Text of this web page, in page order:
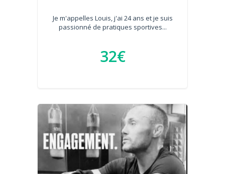
Je m'appelles Louis, j'ai 24 ans et je suis
passionné de pratiques sportives...
32€